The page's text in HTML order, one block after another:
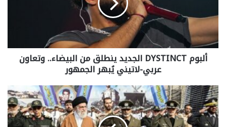
ألبوم DYSTINCT الجديد ينطلق من البيضاء.. وتعاون
عربي-لاتيني يُبهر الجمهور